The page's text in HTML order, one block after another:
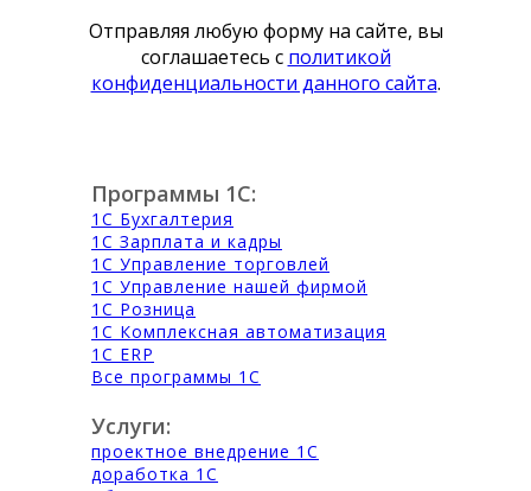
Отправляя любую форму на сайте, вы
соглашаетесь с политикой
конфиденциальности данного сайта.
Программы 1С:
1С Бухгалтерия
1С Зарплата и кадры
1С Управление торговлей
1С Управление нашей фирмой
1С Розница
1С Комплексная автоматизация
1С ERP
Все программы 1С
Услуги:
проектное внедрение 1С
доработка 1С